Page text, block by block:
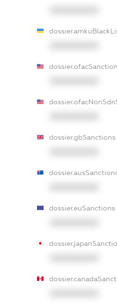
dossier.gbSanctions
dossier.euSanctions